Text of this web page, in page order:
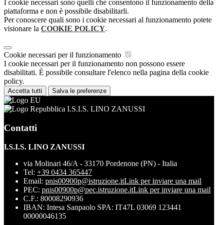
I cookie necessari sono quelli che consentono il funzionamento della
piattaforma e non è possibile disabilitarli.
Per conoscere quali sono i cookie necessari al funzionamento potete
visionare la COOKIE POLICY.
Cookie necessari per il funzionamento
I cookie necessari per il funzionamento non possono essere
disabilitati. È possibile consultare l'elenco nella pagina della cookie
policy.
Accetta tutti Salva le preferenze
I.S.I.S. LINO ZANUSSI
Contatti
I.S.I.S. LINO ZANUSSI
via Molinari 46/A - 33170 Pordenone (PN) - Italia
Tel: +39 0434 365447
Email: pnis00900p@istruzione.itLink per inviare una mail
PEC: pnis00900p@pec.istruzione.itLink per inviare una mail
C.F.: 80008290936
IBAN: Intesa Sanpaolo SPA: IT47L 03069 123441
00000046135